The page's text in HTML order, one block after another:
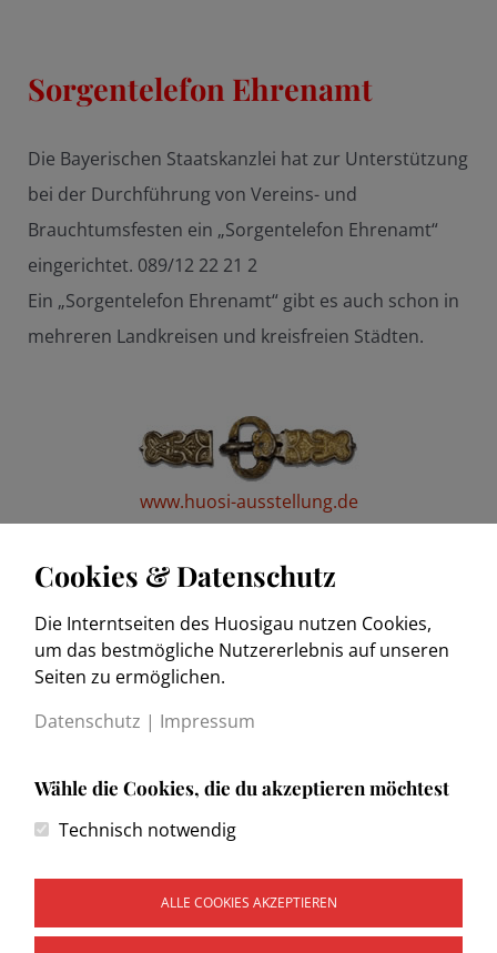
Sorgentelefon Ehrenamt
Die Bayerischen Staatskanzlei hat zur Unterstützung
bei der Durchführung von Vereins- und
Brauchtumsfesten ein „Sorgentelefon Ehrenamt“
eingerichtet. 089/12 22 21 2
Ein „Sorgentelefon Ehrenamt“ gibt es auch schon in
mehreren Landkreisen und kreisfreien Städten.
www.huosi-ausstellung.de
www.trachtenkulturmuseum.de
Impressum
Datenschutzerklärung
Wegweiser
Cookies & Datenschutz
Die Interntseiten des Huosigau nutzen Cookies,
um das bestmögliche Nutzererlebnis auf unseren
Seiten zu ermöglichen.
Datenschutz | Impressum
Wähle die Cookies, die du akzeptieren möchtest
Technisch notwendig
ALLE COOKIES AKZEPTIEREN